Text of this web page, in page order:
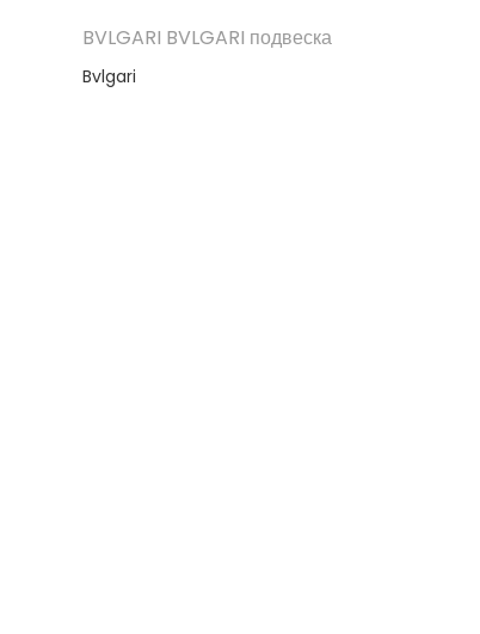
BVLGARI BVLGARI подвеска
Bvlgari